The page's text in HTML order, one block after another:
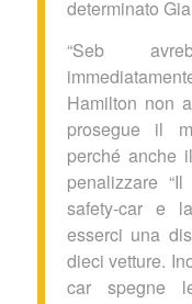
determinato
“Seb
Hamilton non
prosegue il
perché anche
penalizzare
safety-car e
esserci una
dieci vetture.
car spegne